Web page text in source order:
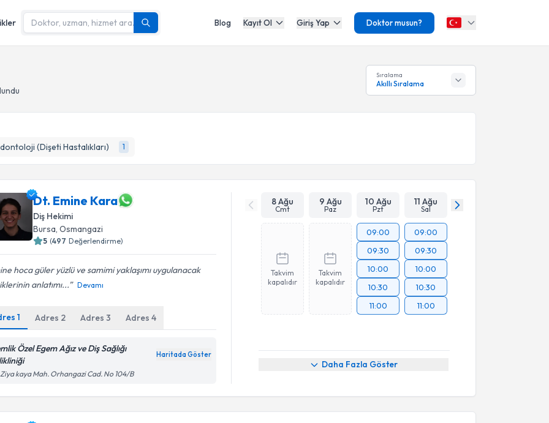
Blog Kayıt Ol Giriş Yap Doktor musun?
Sıralama
Akıllı Sıralama
(Dişeti Hastalıkları) 1
Dt. Emine Kara
Diş Hekimi
Bursa, Osmangazi
5 (497 Değerlendirme)
hoca güler yüzlü ve samimi yaklaşımı uygulanacak
anlatımı...
Devamı
1 Adres 2 Adres3 Adres4
Özel Egem Ağız ve Diş Sağlığı
Haritada Göster
kaya Mah. Orhangazi Cad. No 104/B
8 Ağu
Cmt
9 Ağu
Paz
10 Ağu
Pzt
11 Ağu
Sal
Takvim
kapalıdır
Takvim
kapalıdır
09:00
09:30
10:00
10:30
11:00
09:00
09:30
10:00
10:30
11:00
Daha Fazla Göster